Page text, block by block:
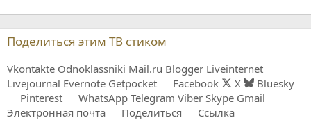
Поделиться этим ТВ стиком
Vkontakte Odnoklassniki Mail.ru Blogger Liveinternet
Livejournal Evernote Getpocket Facebook X
Bluesky
Pinterest
WhatsApp Telegram Viber Skype Gmail
Электронная почта
Поделиться Ссылка